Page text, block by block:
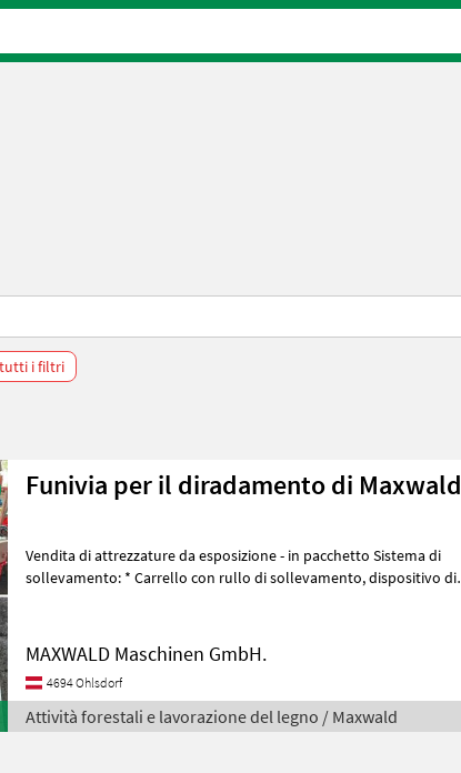
i filtri
Funivia per il diradamento di Maxwald
Vendita di attrezzature da esposizione - in pacchetto Sistema di
sollevamento: * Carrello con rullo di sollevamento, dispositivo di
MAXWALD Maschinen GmbH.
4694 Ohlsdorf
Attività forestali e lavorazione del legno / Maxwald